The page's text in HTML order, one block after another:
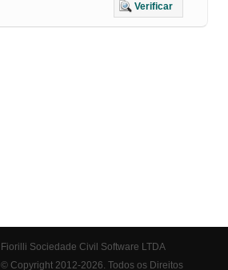
Verificar
Fiorilli Sociedade Civil Software LTDA
© Copyright 2012-2026. Todos os Direitos